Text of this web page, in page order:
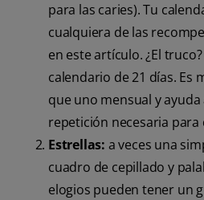
para las caries). Tu
cualquiera de las
en este artículo. ¿El
calendario de 21 días. Es
que uno mensual y
repetición necesaria
Estrellas: a veces una
cuadro de cepillado y
elogios pueden tener un